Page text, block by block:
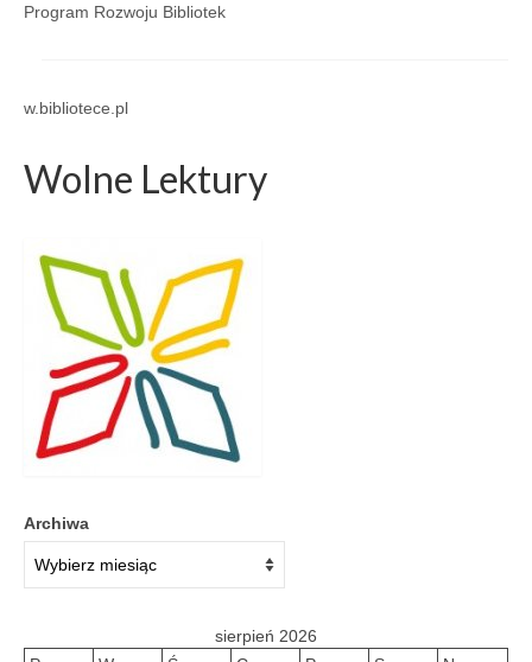
Kontakt
Nota prawna
Program Rozwoju Bibliotek
w.bibliotece.pl
Wolne Lektury
Archiwa
sierpień 2026